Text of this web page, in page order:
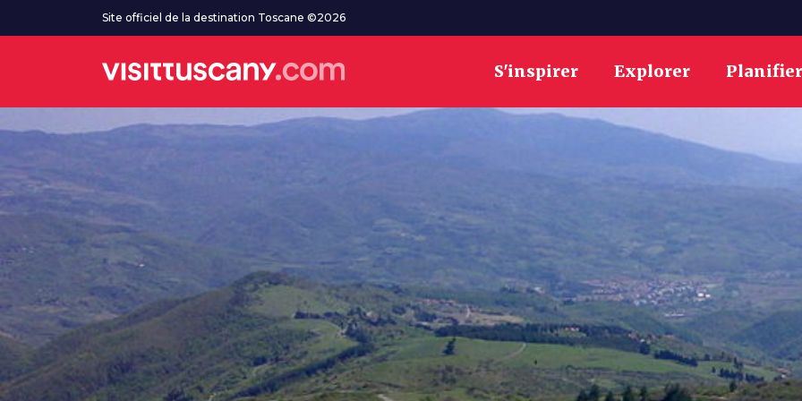
Aller au contenu principalSite officiel de la destination Toscane ©2026
S'inspirer Explorer Planifier